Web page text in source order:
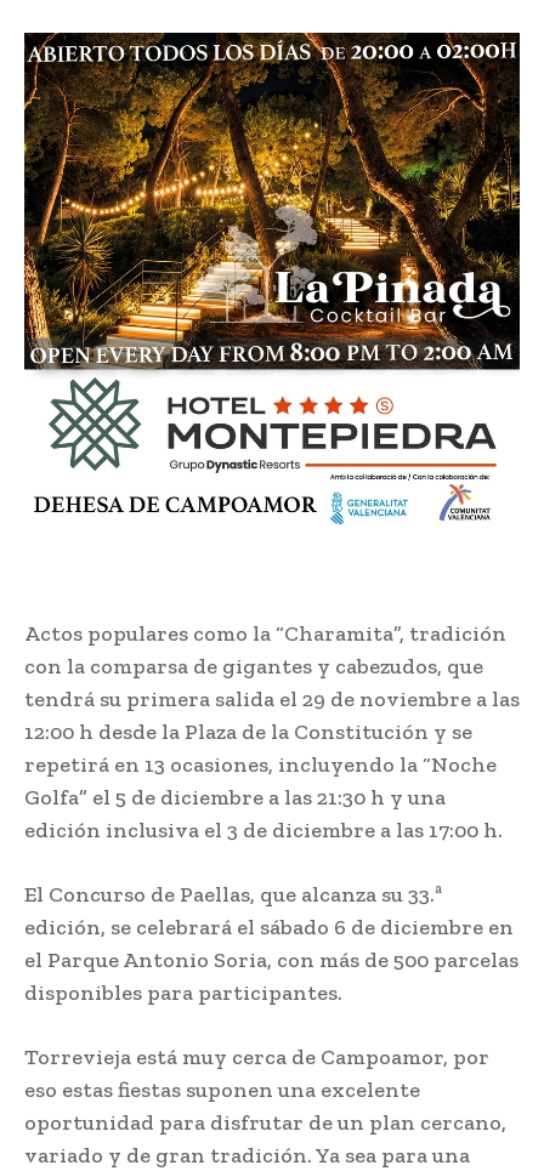
Actos populares como la “Charamita”, tradición
con la comparsa de gigantes y cabezudos, que
tendrá su primera salida el 29 de noviembre a las
12:00 h desde la Plaza de la Constitución y se
repetirá en 13 ocasiones, incluyendo la “Noche
Golfa” el 5 de diciembre a las 21:30 h y una
edición inclusiva el 3 de diciembre a las 17:00 h.
El Concurso de Paellas, que alcanza su 33.ª
edición, se celebrará el sábado 6 de diciembre en
el Parque Antonio Soria, con más de 500 parcelas
disponibles para participantes.
Torrevieja está muy cerca de Campoamor, por
eso estas fiestas suponen una excelente
oportunidad para disfrutar de un plan cercano,
variado y de gran tradición. Ya sea para una